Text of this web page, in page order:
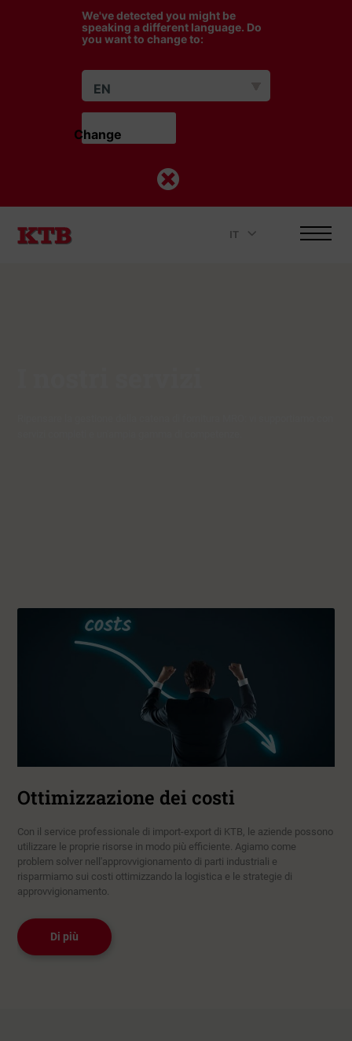
We've detected you might be
speaking a different language. Do
you want to change to:
EN
Change
IT .
Ottimizzazione dei costi
Con il service professionale di import-export di KTB, le aziende possono
utilizzare le proprie risorse in modo più efficiente. Agiamo come
problem solver nell'approvvigionamento di parti industriali e
risparmiamo sui costi ottimizzando la logistica e le strategie di
approvvigionamento.
Di più